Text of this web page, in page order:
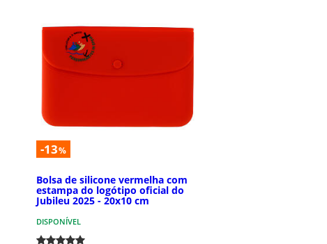
-13%
Bolsa de silicone vermelha com
estampa do logótipo oficial do
Jubileu 2025 - 20x10 cm
DISPONÍVEL